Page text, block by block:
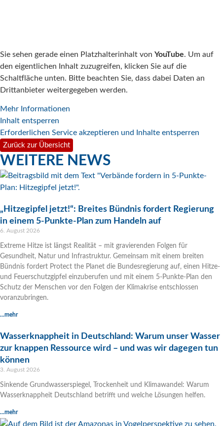
Sie sehen gerade einen Platzhalterinhalt von YouTube. Um auf
den eigentlichen Inhalt zuzugreifen, klicken Sie auf die
Schaltfläche unten. Bitte beachten Sie, dass dabei Daten an
Drittanbieter weitergegeben werden.
Mehr Informationen
Inhalt entsperren
Erforderlichen Service akzeptieren und Inhalte entsperren
Zurück zur Übersicht
WEITERE NEWS
„Hitzegipfel jetzt!“: Breites Bündnis fordert Regierung
in einem 5-Punkte-Plan zum Handeln auf
6. August 2026
Extreme Hitze ist längst Realität – mit gravierenden Folgen für
Gesundheit, Natur und Infrastruktur. Gemeinsam mit einem breiten
Bündnis fordert Protect the Planet die Bundesregierung auf, einen Hitze-
und Feuerschutzgipfel einzuberufen und mit einem 5-Punkte-Plan den
Schutz der Menschen vor den Folgen der Klimakrise entschlossen
voranzubringen.
...mehr
Wasserknappheit in Deutschland: Warum unser Wasser
zur knappen Ressource wird – und was wir dagegen tun
können
3. August 2026
Sinkende Grundwasserspiegel, Trockenheit und Klimawandel: Warum
Wasserknappheit Deutschland betrifft und welche Lösungen helfen.
...mehr